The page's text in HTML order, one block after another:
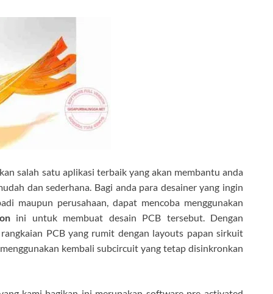
salah satu aplikasi terbaik yang akan membantu anda
dan sederhana. Bagi anda para desainer yang ingin
maupun perusahaan, dapat mencoba menggunakan
ini untuk membuat desain PCB tersebut. Dengan
PCB yang rumit dengan layouts papan sirkuit
kembali subcircuit yang tetap disinkronkan